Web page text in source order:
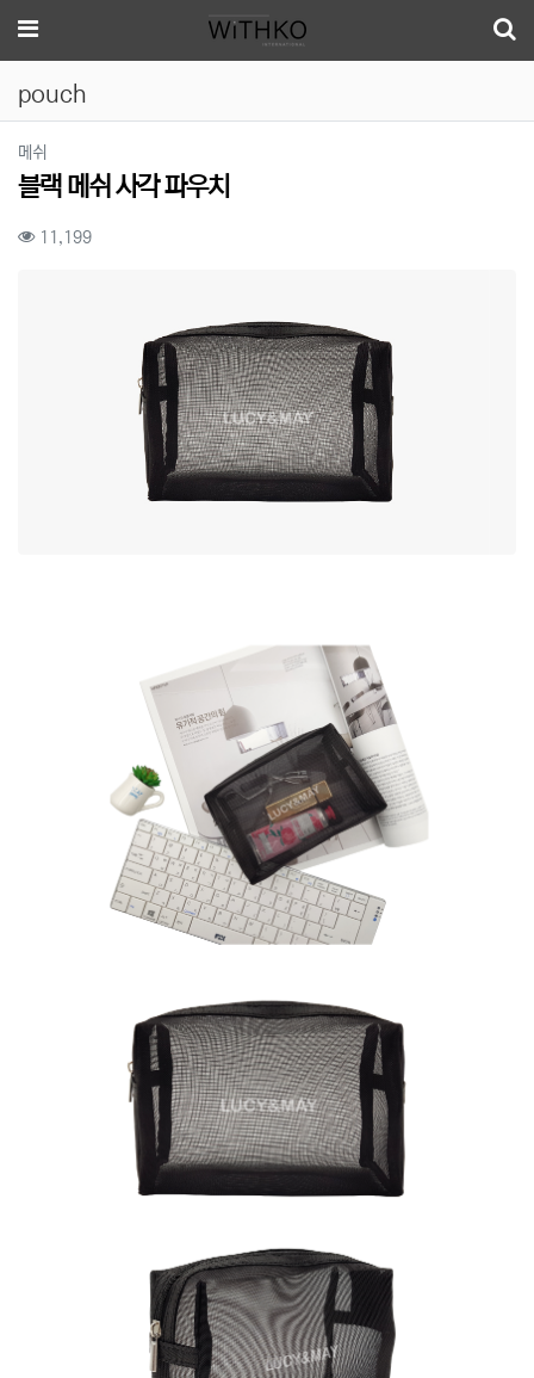
메뉴
pouch
메쉬
블랙 메쉬 사각 파우치
컨텐츠 정보
11,199조회